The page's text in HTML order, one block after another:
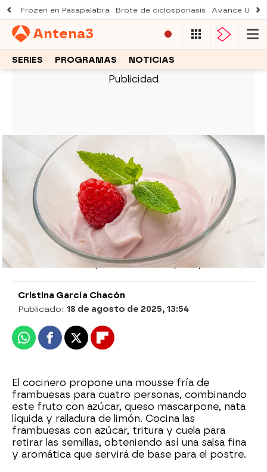
Frozen en Pasapalabra Brote de ciclosporiasis Avance Una
Antena3
SERIES PROGRAMAS NOTICIAS
PARA 4 PERSONAS
Arguiñano prepara una mousse de
frambuesas rápida y perfecta para
sorprender en casa
Karlos Arguiñano enseña a elaborar una mousse
de frambuesas fría y esponjosa, ideal para
cuatro raciones. Una receta sencilla que se
convierte en un postre vistoso y muy sabroso.
Cristina García Chacón
Publicado: 18 de agosto de 2025, 13:54
WhatsappFacebook
X Flipboard
El cocinero propone una mousse fría de
frambuesas para cuatro personas, combinando
este fruto con azúcar, queso mascarpone, nata
líquida y ralladura de limón. Cocina las
frambuesas con azúcar, tritura y cuela para
retirar las semillas, obteniendo así una salsa fina
y aromática que servirá de base para el postre.